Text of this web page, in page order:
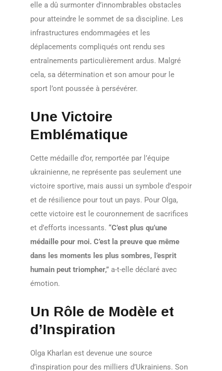
elle a dû surmonter d’innombrables obstacles
pour atteindre le sommet de sa discipline. Les
infrastructures endommagées et les
déplacements compliqués ont rendu ses
entraînements particulièrement ardus. Malgré
cela, sa détermination et son amour pour le
sport l’ont poussée à persévérer.
Une Victoire
Emblématique
Cette médaille d’or, remportée par l’équipe
ukrainienne, ne représente pas seulement une
victoire sportive, mais aussi un symbole d’espoir
et de résilience pour tout un pays. Pour Olga,
cette victoire est le couronnement de sacrifices
et d’efforts incessants. “C’est plus qu’une
médaille pour moi. C’est la preuve que même
dans les moments les plus sombres, l’esprit
humain peut triompher,” a-t-elle déclaré avec
émotion.
Un Rôle de Modèle et
d’Inspiration
Olga Kharlan est devenue une source
d’inspiration pour des milliers d’Ukrainiens. Son